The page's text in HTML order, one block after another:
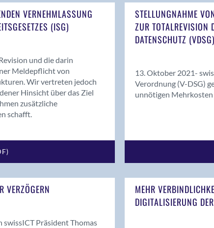
VERNEHMLASSUNG
(ISG)
und die darin
Meldepflicht von
Wir vertreten jedoch
Hinsicht über das Ziel
zusätzliche
schafft.
STELLUNGNAHME
ZUR TOTALREVISION
DATENSCHUTZ (VDSG)
13. Oktober 2021-
Verordnung (V-DSG)
unnötigen
VERZÖGERN
swissICT Präsident Thomas
MEHR
DIGITALISIERUNG